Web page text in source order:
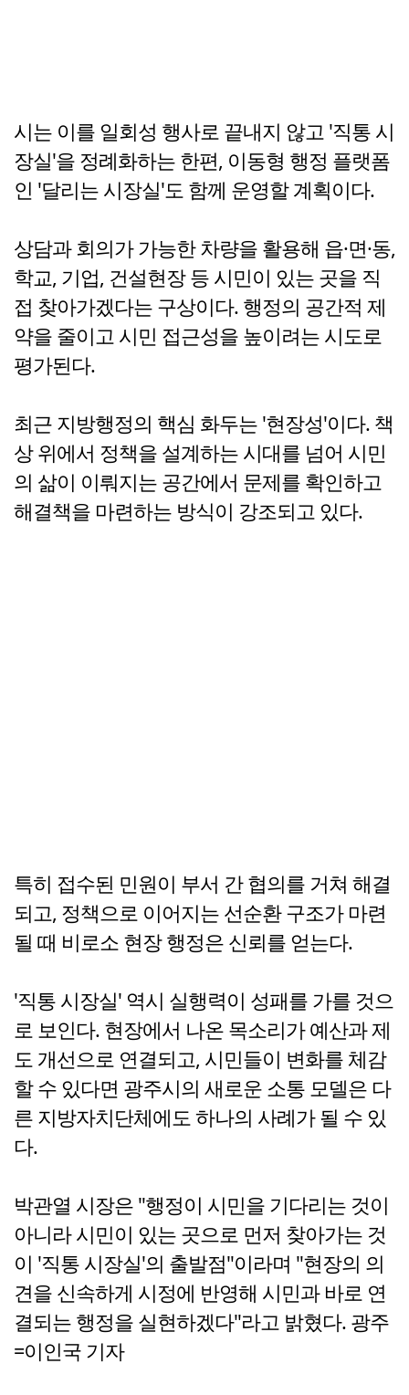
시는 이를 일회성 행사로 끝내지 않고 '직통 시
장실'을 정례화하는 한편, 이동형 행정 플랫폼
인 '달리는 시장실'도 함께 운영할 계획이다.
상담과 회의가 가능한 차량을 활용해 읍·면·동,
학교, 기업, 건설현장 등 시민이 있는 곳을 직
접 찾아가겠다는 구상이다. 행정의 공간적 제
약을 줄이고 시민 접근성을 높이려는 시도로
평가된다.
최근 지방행정의 핵심 화두는 '현장성'이다. 책
상 위에서 정책을 설계하는 시대를 넘어 시민
의 삶이 이뤄지는 공간에서 문제를 확인하고
해결책을 마련하는 방식이 강조되고 있다.
특히 접수된 민원이 부서 간 협의를 거쳐 해결
되고, 정책으로 이어지는 선순환 구조가 마련
될 때 비로소 현장 행정은 신뢰를 얻는다.
'직통 시장실' 역시 실행력이 성패를 가를 것으
로 보인다. 현장에서 나온 목소리가 예산과 제
도 개선으로 연결되고, 시민들이 변화를 체감
할 수 있다면 광주시의 새로운 소통 모델은 다
른 지방자치단체에도 하나의 사례가 될 수 있
다.
박관열 시장은 "행정이 시민을 기다리는 것이
아니라 시민이 있는 곳으로 먼저 찾아가는 것
이 '직통 시장실'의 출발점"이라며 "현장의 의
견을 신속하게 시정에 반영해 시민과 바로 연
결되는 행정을 실현하겠다"라고 밝혔다. 광주
=이인국 기자